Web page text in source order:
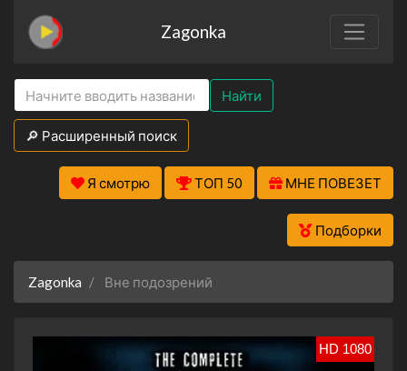
Zagonka
Найти
🔎 Расширенный поиск
Я смотрю ТОП 50 МНЕ ПОВЕЗЕТ
Подборки
Zagonka Вне подозрений
HD 1080